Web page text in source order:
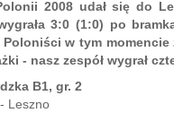
2008 udał się do
3:0 (1:0) po
w tym
- nasz zespół wygrał
B1, gr. 2
Leszno